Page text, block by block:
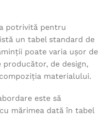
potrivită pentru
un tabel standard de
poate varia ușor de
de design,
materialului.
este să
mărimea dată în tabel